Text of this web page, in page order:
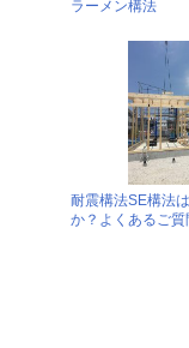
ラーメン構法
耐震構法SE構法
か？よくあるご質